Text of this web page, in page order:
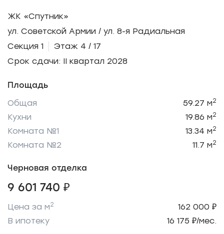
ЖК «Спутник»
ул. Советской Армии / ул. 8-я Радиальная
Секция 1
Этаж 4 / 17
Срок сдачи: II квартал 2028
Площадь
Общая
59.27 м2
Кухни 19.86 м2
Комната №1 13.34 м2
Комната №2 11.7 м2
Черновая отделка
9 601 740 ₽
Цена за м2
162 000 ₽
В ипотеку
16 175 ₽/мес.